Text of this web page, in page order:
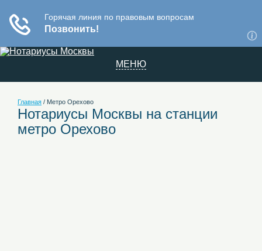
МЕНЮ
Главная / Метро Орехово
Нотариусы Москвы на станции
метро Орехово